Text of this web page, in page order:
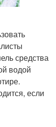
средства
водой
если